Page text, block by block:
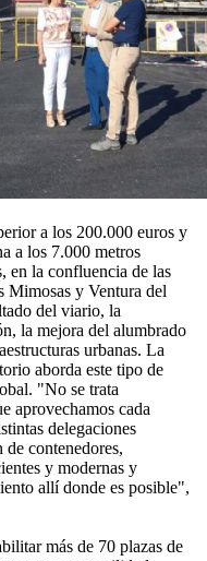
a los 200.000 euros y
a los 7.000 metros
en la confluencia de las
y Ventura del
del viario, la
la mejora del alumbrado
urbanas. La
aborda este tipo de
"No se trata
aprovechamos cada
delegaciones
contenedores,
y modernas y
allí donde es posible",
más de 70 plazas de